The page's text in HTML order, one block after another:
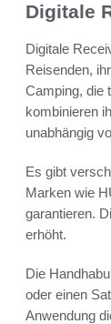
Digitale
Digitale
Reisenden,
Camping, die
kombinieren
unabhängig
Es gibt
Marken wie
garantieren.
erhöht.
Die
oder einen
Anwendung